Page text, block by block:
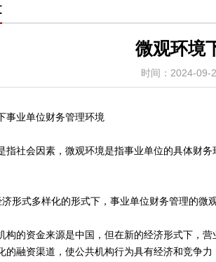
微观环境
时间：2024-09-
事业单位财务管理环境
指社会因素，微观环境是指事业单位的具体财
济形式多样化的形式下，事业单位财务管理的微
构的资金来源是中国，但在新的经济形式下，
的融资渠道，使公共机构行为具有经济和竞争